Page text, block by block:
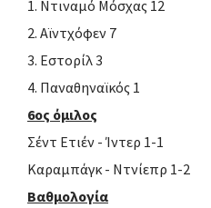
1. Ντιναμό Μόσχας 12
2. Αϊντχόφεν 7
3. Εστορίλ 3
4. Παναθηναϊκός 1
6ος όμιλος
Σέντ Ετιέν - Ίντερ 1-1
Καραμπάγκ - Ντνίεπρ 1-2
Βαθμολογία